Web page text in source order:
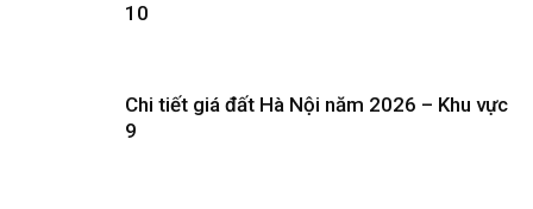
10
Chi tiết giá đất Hà Nội năm 2026 – Khu vực
9